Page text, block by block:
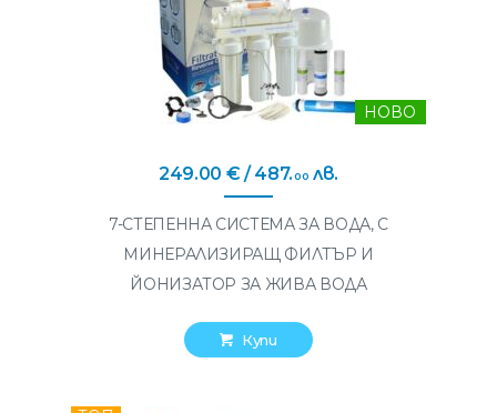
НОВО
249.00 €/ 487.00 лв.
7-СТЕПЕННА СИСТЕМА ЗА ВОДА, С
МИНЕРАЛИЗИРАЩ ФИЛТЪР И
ЙОНИЗАТОР ЗА ЖИВА ВОДА
Купи